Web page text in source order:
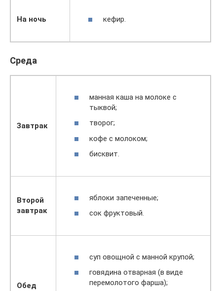
На ночь кефир.
Среда
Завтрак
манная каша на молоке с
тыквой;
творог;
кофе с молоком;
бисквит.
Второй
завтрак
яблоки запеченные;
сок фруктовый.
Обед
суп овощной с манной крупой;
говядина отварная (в виде
перемолотого фарша);